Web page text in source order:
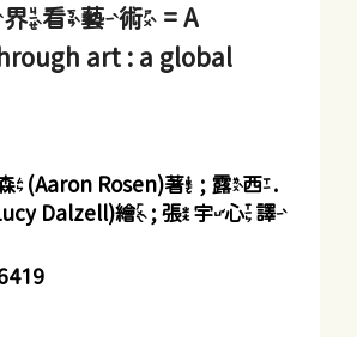
看藝術 = A
art : a global
(Aaron Rosen)著 ; 露西.
Dalzell)繪 ; 張宇心譯